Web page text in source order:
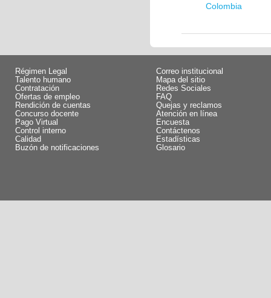
Colombia
Régimen Legal
Talento humano
Contratación
Ofertas de empleo
Rendición de cuentas
Concurso docente
Pago Virtual
Control interno
Calidad
Buzón de notificaciones
Correo institucional
Mapa del sitio
Redes Sociales
FAQ
Quejas y reclamos
Atención en línea
Encuesta
Contáctenos
Estadísticas
Glosario